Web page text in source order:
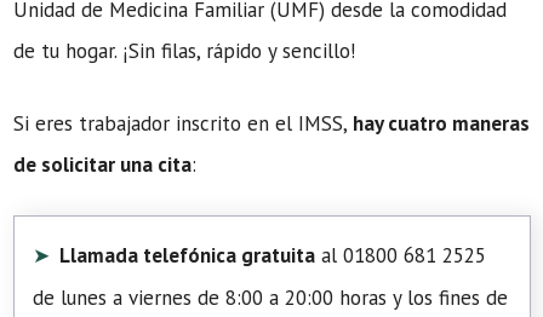
Unidad de Medicina Familiar (UMF) desde la comodidad
de tu hogar. ¡Sin filas, rápido y sencillo!
Si eres trabajador inscrito en el IMSS, hay cuatro maneras
de solicitar una cita:
Llamada telefónica gratuita al 01800 681 2525
de lunes a viernes de 8:00 a 20:00 horas y los fines de